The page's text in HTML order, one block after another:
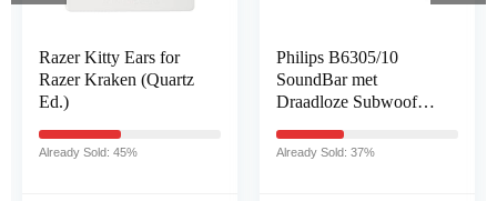
Philips B6305/10
SoundBar met
Uitgangsvermogen,
Already Sold: 37%
Hoofdtelefoon
Vervangende Pads
voor Bose, ELZO
Oorkussens voor Bose
Already Sold: 20%